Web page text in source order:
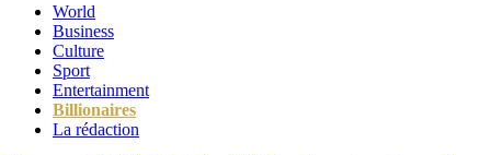
World
Business
Culture
Sport
Entertainment
Billionaires
La rédaction